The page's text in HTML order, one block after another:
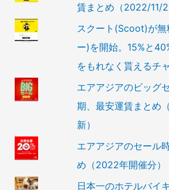
賃まとめ（2022/11/
スクート(Scoot)が
ー)を開始。15%と
をもれなく貰えるチ
エアアジアのビッグ
期、最安運賃まとめ
新）
エアアジアのセール
め（2022年開催分）
日本一のホテルバイ